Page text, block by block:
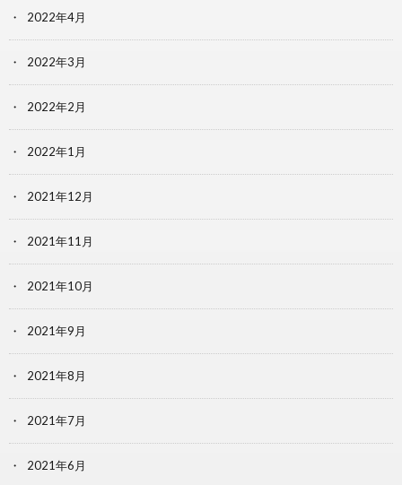
2022年4月
2022年3月
2022年2月
2022年1月
2021年12月
2021年11月
2021年10月
2021年9月
2021年8月
2021年7月
2021年6月